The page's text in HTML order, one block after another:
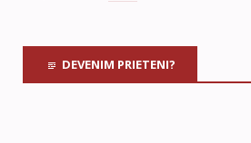
DEVENIM PRIETENI?